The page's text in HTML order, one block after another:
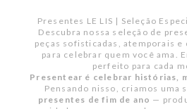
Presentes LE LIS | Seleção
Descubra nossa seleção de
peças sofisticadas, atemporais
para celebrar quem você ama.
perfeito para cada
Presentear é celebrar histórias,
Pensando nisso, criamos uma
presentes de fim de ano —